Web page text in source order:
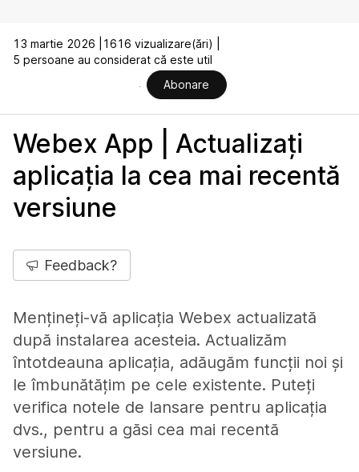
13 martie 2026 |
1616 vizualizare(ări) |
5 persoane au considerat că este util
Abonare
Webex App | Actualizați
aplicația la cea mai recentă
versiune
Feedback?
Mențineți-vă aplicația Webex actualizată
după instalarea acesteia. Actualizăm
întotdeauna aplicația, adăugăm funcții noi și
le îmbunătățim pe cele existente. Puteți
verifica notele de lansare pentru aplicația
dvs., pentru a găsi cea mai recentă
versiune.